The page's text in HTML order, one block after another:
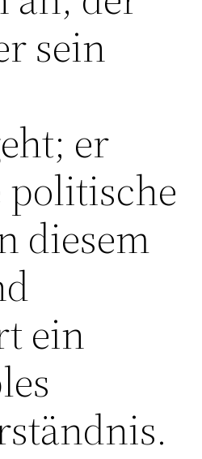
sein
er
diesem
ein